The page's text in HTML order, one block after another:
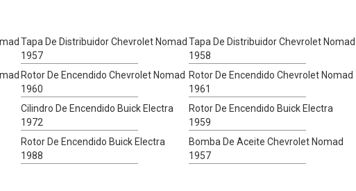
Tapa De Distribuidor Chevrolet Nomad
1957
Tapa De Distribuidor Chevrolet Nomad
1958
Rotor De Encendido Chevrolet Nomad
1960
Rotor De Encendido Chevrolet Nomad
1961
Cilindro De Encendido Buick Electra
1972
Rotor De Encendido Buick Electra
1959
Rotor De Encendido Buick Electra
1988
Bomba De Aceite Chevrolet Nomad
1957